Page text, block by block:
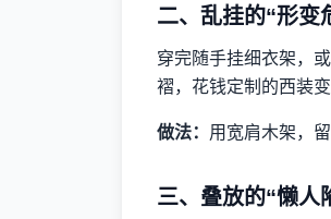
二、乱挂的“形变
穿完随手挂细衣架，
褶，花钱定制的西装变
做法： 用宽肩木架，
三、叠放的“懒人